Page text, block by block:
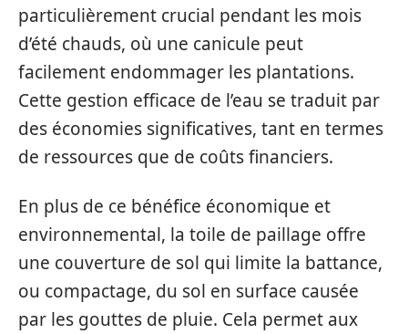
particulièrement crucial pendant les mois
d’été chauds, où une canicule peut
facilement endommager les plantations.
Cette gestion efficace de l’eau se traduit par
des économies significatives, tant en termes
de ressources que de coûts financiers.
En plus de ce bénéfice économique et
environnemental, la toile de paillage offre
une couverture de sol qui limite la battance,
ou compactage, du sol en surface causée
par les gouttes de pluie. Cela permet aux